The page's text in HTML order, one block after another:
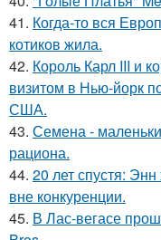
41. Когда-то вся
котиков жила.
42. Король Карл III и
визитом в Нью-йорк
США.
43. Семена -
рациона.
44. 20 лет спустя:
вне конкуренции.
45. В Лас-вегасе